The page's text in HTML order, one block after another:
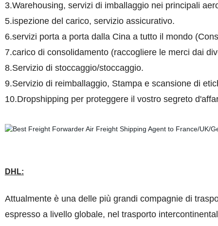
3.Warehousing, servizi di imballaggio nei principali
5.ispezione del carico, servizio assicurativo.
6.servizi porta a porta dalla Cina a tutto il mondo
7.carico di consolidamento (raccogliere le merci dai
8.Servizio di stoccaggio/stoccaggio.
9.Servizio di reimballaggio, Stampa e scansione di
10.Dropshipping per proteggere il vostro segreto
DHL:
Attualmente è una delle più grandi compagnie di
espresso a livello globale, nel trasporto